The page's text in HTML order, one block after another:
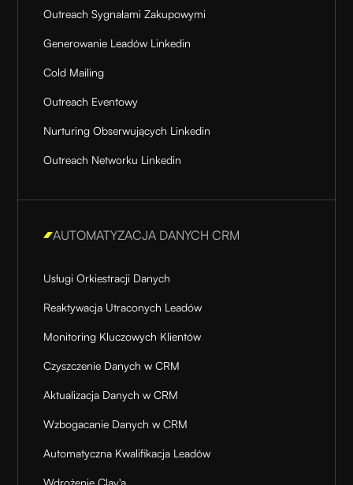
Outreach Sygnałami Zakupowymi
Generowanie Leadów Linkedin
Cold Mailing
Outreach Eventowy
Nurturing Obserwujących Linkedin
Outreach Networku Linkedin
AUTOMATYZACJA DANYCH CRM
Usługi Orkiestracji Danych
Reaktywacja Utraconych Leadów
Monitoring Kluczowych Klientów
Czyszczenie Danych w CRM
Aktualizacja Danych w CRM
Wzbogacanie Danych w CRM
Automatyczna Kwalifikacja Leadów
Wdrożenie Clay'a